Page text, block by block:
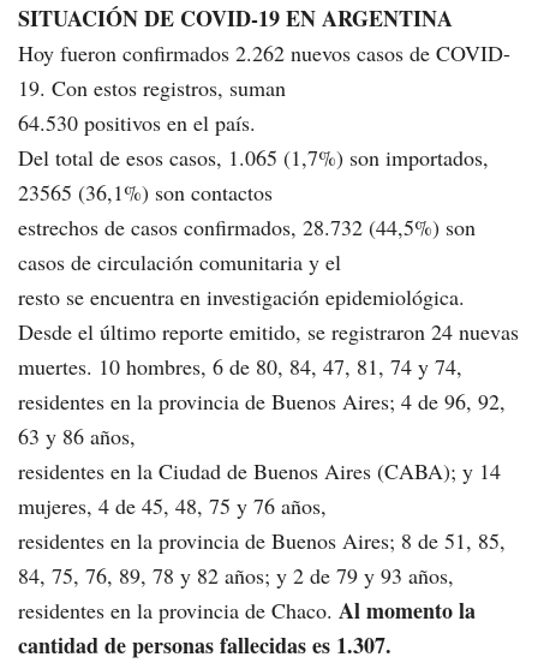
SITUACIÓN DE COVID-19 EN ARGENTINA
Hoy fueron confirmados 2.262 nuevos casos de COVID-
19. Con estos registros, suman
64.530 positivos en el país.
Del total de esos casos, 1.065 (1,7%) son importados,
23565 (36,1%) son contactos
estrechos de casos confirmados, 28.732 (44,5%) son
casos de circulación comunitaria y el
resto se encuentra en investigación epidemiológica.
Desde el último reporte emitido, se registraron 24 nuevas
muertes. 10 hombres, 6 de 80, 84, 47, 81, 74 y 74,
residentes en la provincia de Buenos Aires; 4 de 96, 92,
63 y 86 años,
residentes en la Ciudad de Buenos Aires (CABA); y 14
mujeres, 4 de 45, 48, 75 y 76 años,
residentes en la provincia de Buenos Aires; 8 de 51, 85,
84, 75, 76, 89, 78 y 82 años; y 2 de 79 y 93 años,
residentes en la provincia de Chaco. Al momento la
cantidad de personasfallecidas es 1.307.